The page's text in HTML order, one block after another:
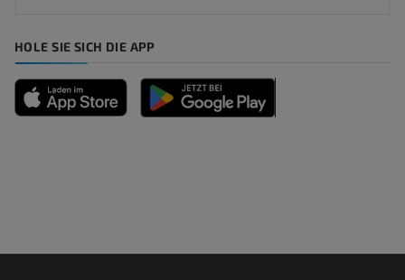
HOLE SIE SICH DIE APP